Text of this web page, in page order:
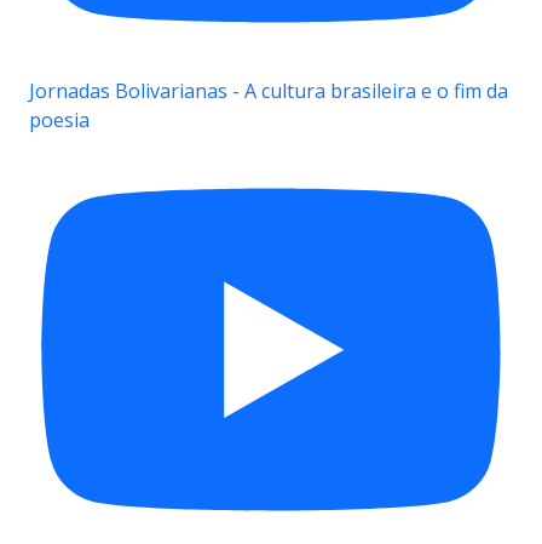
Jornadas Bolivarianas - A cultura brasileira e o fim da
poesia